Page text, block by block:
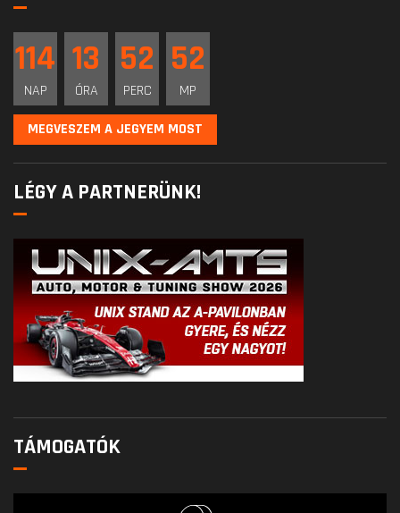
114
NAP
13
ÓRA
52
PERC
51
MP
MEGVESZEM A JEGYEM MOST
LÉGY A PARTNERÜNK!
TÁMOGATÓK